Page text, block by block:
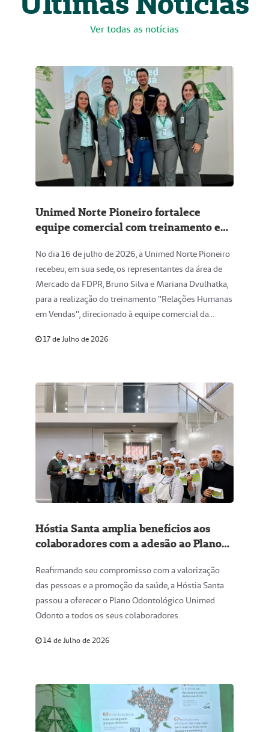
Ver todas as notícias
Unimed Norte Pioneiro fortalece
equipe comercial com treinamento em
No dia 16 de julho de 2026, a Unimed Norte Pioneiro
recebeu, em sua sede, os representantes da área de
Mercado da FDPR, Bruno Silva e Mariana Dvulhatka,
para a realização do treinamento "Relações Humanas
em Vendas", direcionado à equipe comercial da
17 de Julho de 2026
Hóstia Santa amplia benefícios aos
colaboradores com a adesão ao Plano
Reafirmando seu compromisso com a valorização
das pessoas e a promoção da saúde, a Hóstia Santa
passou a oferecer o Plano Odontológico Unimed
Odonto a todos os seus colaboradores.
14 de Julho de 2026